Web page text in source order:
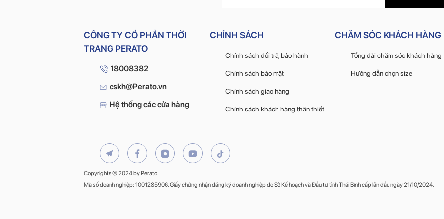
CÔNG TY CỔ PHẦN THỜI
TRANG PERATO
18008382
cskh@Perato.vn
Hệ thống các cửa hàng
CHÍNH SÁCH
Chính sách đổi trả, bảo hành
Chính sách bảo mật
Chính sách giao hàng
Chính sách khách hàng thân thiết
CHĂM SÓC KHÁCH HÀNG
Tổng đài chăm sóc khách hàng
Hướng dẫn chọn size
Copyrights © 2024 by Perato.
Mã số doanh nghiệp: 1001285906. Giấy chứng nhận đăng ký doanh nghiệp do Sở Kế hoạch và Đầu tư tỉnh Thái Bình cấp lần đầu ngày 21/10/2024.